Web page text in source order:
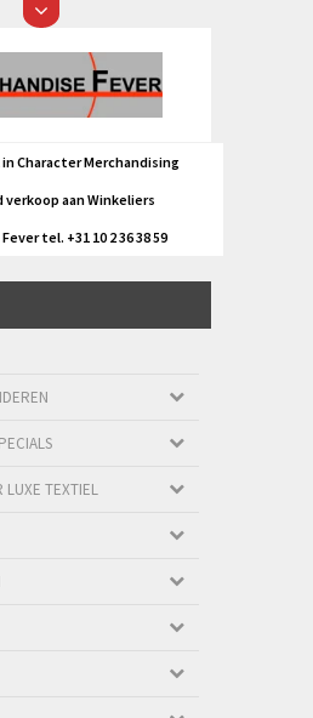
Character Merchandising
aan Winkeliers
tel. +31 10 2 36 38 59
LUXE TEXTIEL